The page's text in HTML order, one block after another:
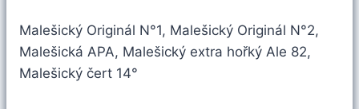
Malešický Originál N°1, Malešický Originál N°2,
Malešická APA, Malešický extra hořký Ale 82,
Malešický čert 14°